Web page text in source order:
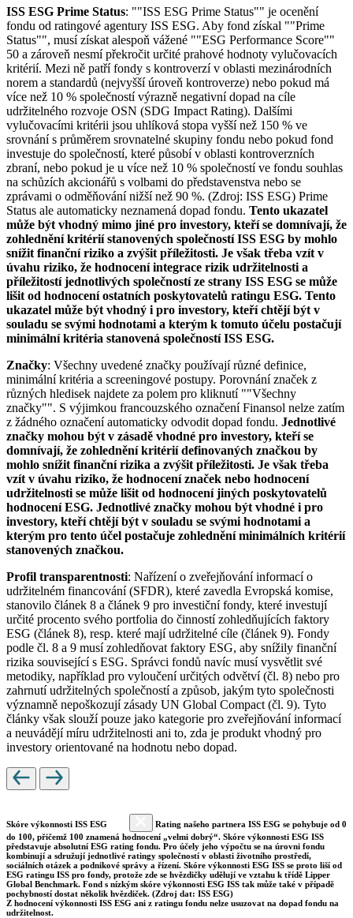
ISS ESG Prime Status: ""ISS ESG Prime Status"" je ocenění
fondu od ratingové agentury ISS ESG. Aby fond získal ""Prime
Status"", musí získat alespoň vážené ""ESG Performance Score""
50 a zároveň nesmí překročit určité prahové hodnoty vylučovacích
kritérií. Mezi ně patří fondy s kontroverzí v oblasti mezinárodních
norem a standardů (nejvyšší úroveň kontroverze) nebo pokud má
více než 10 % společností výrazně negativní dopad na cíle
udržitelného rozvoje OSN (SDG Impact Rating). Dalšími
vylučovacími kritérii jsou uhlíková stopa vyšší než 150 % ve
srovnání s průměrem srovnatelné skupiny fondu nebo pokud fond
investuje do společností, které působí v oblasti kontroverzních
zbraní, nebo pokud je u více než 10 % společností ve fondu souhlas
na schůzích akcionářů s volbami do představenstva nebo se
zprávami o odměňování nižší než 90 %. (Zdroj: ISS ESG) Prime
Status ale automaticky neznamená dopad fondu. Tento ukazatel
může být vhodný mimo jiné pro investory, kteří se domnívají, že
zohlednění kritérií stanovených společností ISS ESG by mohlo
snížit finanční riziko a zvýšit příležitosti. Je však třeba vzít v
úvahu riziko, že hodnocení integrace rizik udržitelnosti a
příležitostí jednotlivých společností ze strany ISS ESG se může
lišit od hodnocení ostatních poskytovatelů ratingu ESG. Tento
ukazatel může být vhodný i pro investory, kteří chtějí být v
souladu se svými hodnotami a kterým k tomuto účelu postačují
minimální kritéria stanovená společností ISS ESG.
Značky: Všechny uvedené značky používají různé definice,
minimální kritéria a screeningové postupy. Porovnání značek z
různých hledisek najdete za polem pro kliknutí ""Všechny
značky"". S výjimkou francouzského označení Finansol nelze zatím
z žádného označení automaticky odvodit dopad fondu. Jednotlivé
značky mohou být v zásadě vhodné pro investory, kteří se
domnívají, že zohlednění kritérií definovaných značkou by
mohlo snížit finanční rizika a zvýšit příležitosti. Je však třeba
vzít v úvahu riziko, že hodnocení značek nebo hodnocení
udržitelnosti se může lišit od hodnocení jiných poskytovatelů
hodnocení ESG. Jednotlivé značky mohou být vhodné i pro
investory, kteří chtějí být v souladu se svými hodnotami a
kterým pro tento účel postačuje zohlednění minimálních kritérií
stanovených značkou.
Profil transparentnosti: Nařízení o zveřejňování informací o
udržitelném financování (SFDR), které zavedla Evropská komise,
stanovilo článek 8 a článek 9 pro investiční fondy, které investují
určité procento svého portfolia do činností zohledňujících faktory
ESG (článek 8), resp. které mají udržitelné cíle (článek 9). Fondy
podle čl. 8 a 9 musí zohledňovat faktory ESG, aby snížily finanční
rizika související s ESG. Správci fondů navíc musí vysvětlit své
metodiky, například pro vyloučení určitých odvětví (čl. 8) nebo pro
zahrnutí udržitelných společností a způsob, jakým tyto společnosti
významně nepoškozují zásady UN Global Compact (čl. 9). Tyto
články však slouží pouze jako kategorie pro zveřejňování informací
a neuvádějí míru udržitelnosti ani to, zda je produkt vhodný pro
investory orientované na hodnotu nebo dopad.
Skóre výkonnosti ISS ESG
Rating našeho partnera ISS ESG se pohybuje od 0
do 100, přičemž 100 znamená hodnocení „velmi dobrý“. Skóre výkonnosti ESG ISS
představuje absolutní ESG rating fondu. Pro účely jeho výpočtu se na úrovni fondu
kombinují a sdružují jednotlivé ratingy společností v oblasti životního prostředí,
sociálních otázek a podnikové správy a řízení. Skóre výkonnosti ESG ISS se proto liší od
ESG ratingu ISS pro fondy, protože zde se hvězdičky udělují ve vztahu k třídě Lipper
Global Benchmark. Fond s nízkým skóre výkonnosti ESG ISS tak může také v případě
pochybností dostat několik hvězdiček. (Zdroj dat: ISS ESG)
Z hodnocení výkonnosti ISS ESG ani z ratingu fondu nelze usuzovat na dopad fondu na
udržitelnost.